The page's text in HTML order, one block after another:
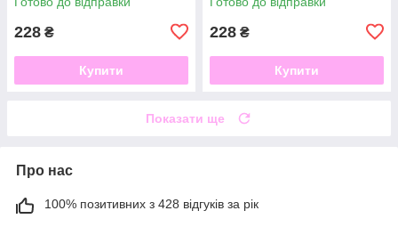
228 ₴
Купити
228 ₴
Купити
Показати ще
Про нас
100% позитивних з 428 відгуків за рік